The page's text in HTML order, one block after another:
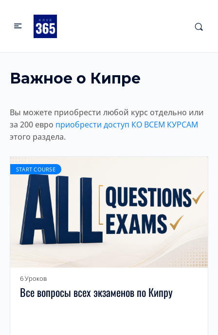
Важное о Кипре
Вы можете приобрести любой курс отдельно или
за 200 евро приобрести доступ КО ВСЕМ КУРСАМ
этого раздела.
START COURSE
6 Уроков
Все вопросы всех экзаменов по Кипру